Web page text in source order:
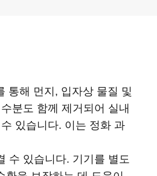
통해 먼지, 입자상 물질 및
분도 함께 제거되어 실내
있습니다. 이는 정화 과
수 있습니다. 기기를 별도